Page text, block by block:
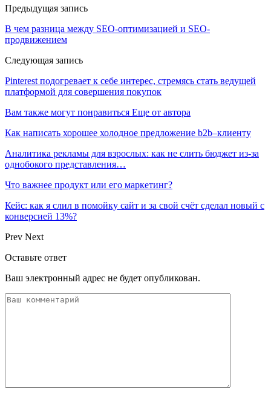
Предыдущая запись
В чем разница между SEO-оптимизацией и SEO-
продвижением
Следующая запись
Pinterest подогревает к себе интерес, стремясь стать ведущей
платформой для совершения покупок
Вам также могут понравиться Еще от автора
Как написать хорошее холодное предложение b2b–клиенту
Аналитика рекламы для взрослых: как не слить бюджет из-за
однобокого представления…
Что важнее продукт или его маркетинг?
Кейс: как я слил в помойку сайт и за свой счёт сделал новый с
конверсией 13%?
Prev Next
Оставьте ответ
Ваш электронный адрес не будет опубликован.